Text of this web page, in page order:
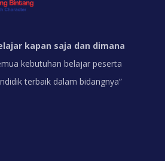
kapan saja dan dimana
kebutuhan belajar peserta
terbaik dalam bidangnya”